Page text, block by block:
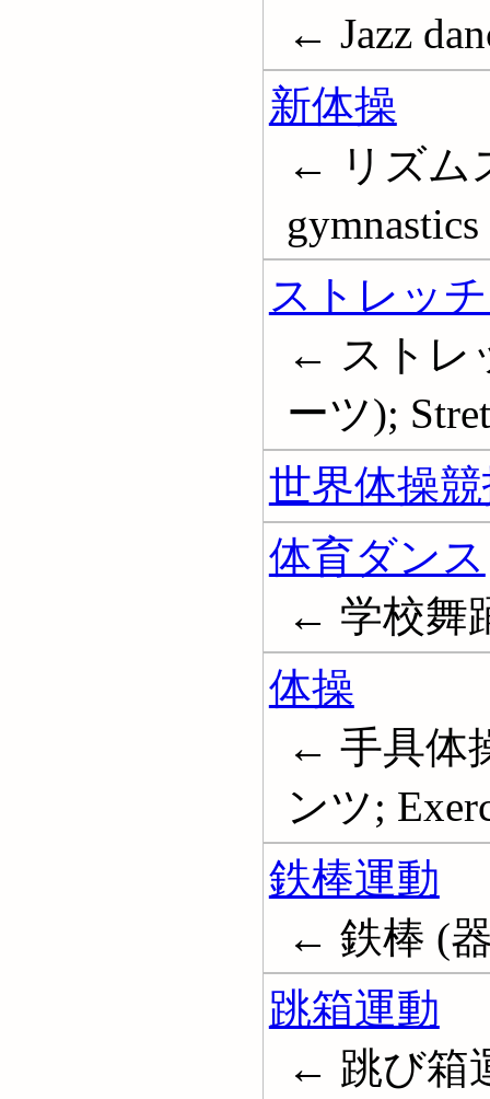
← Jazz
新体操
← リズム
gymnastics
ストレッ
← ストレ
ーツ);
世界体操
体育ダンス
← 学校舞
体操
← 手具体
ンツ;
鉄棒運動
← 鉄棒 (
跳箱運動
← 跳び箱